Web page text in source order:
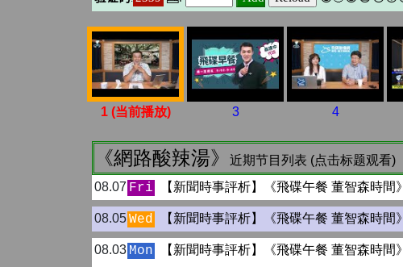
1 (当前播放) 3 4
《網路酸辣湯》 近期节目列表 (点击标题观看)
08.07 Fri 【新聞時事評析】《飛碟午餐 董智森時間》
08.05Wed 【新聞時事評析】《飛碟午餐 董智森時間》
08.03 Mon 【新聞時事評析】《飛碟午餐 董智森時間》